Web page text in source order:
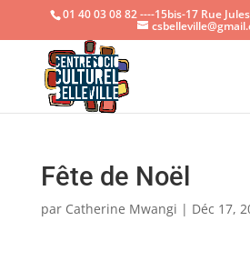
01 40 03 08 82 ----15bis-17 Rue
Fête de Noël
par Catherine Mwangi | Déc 17,